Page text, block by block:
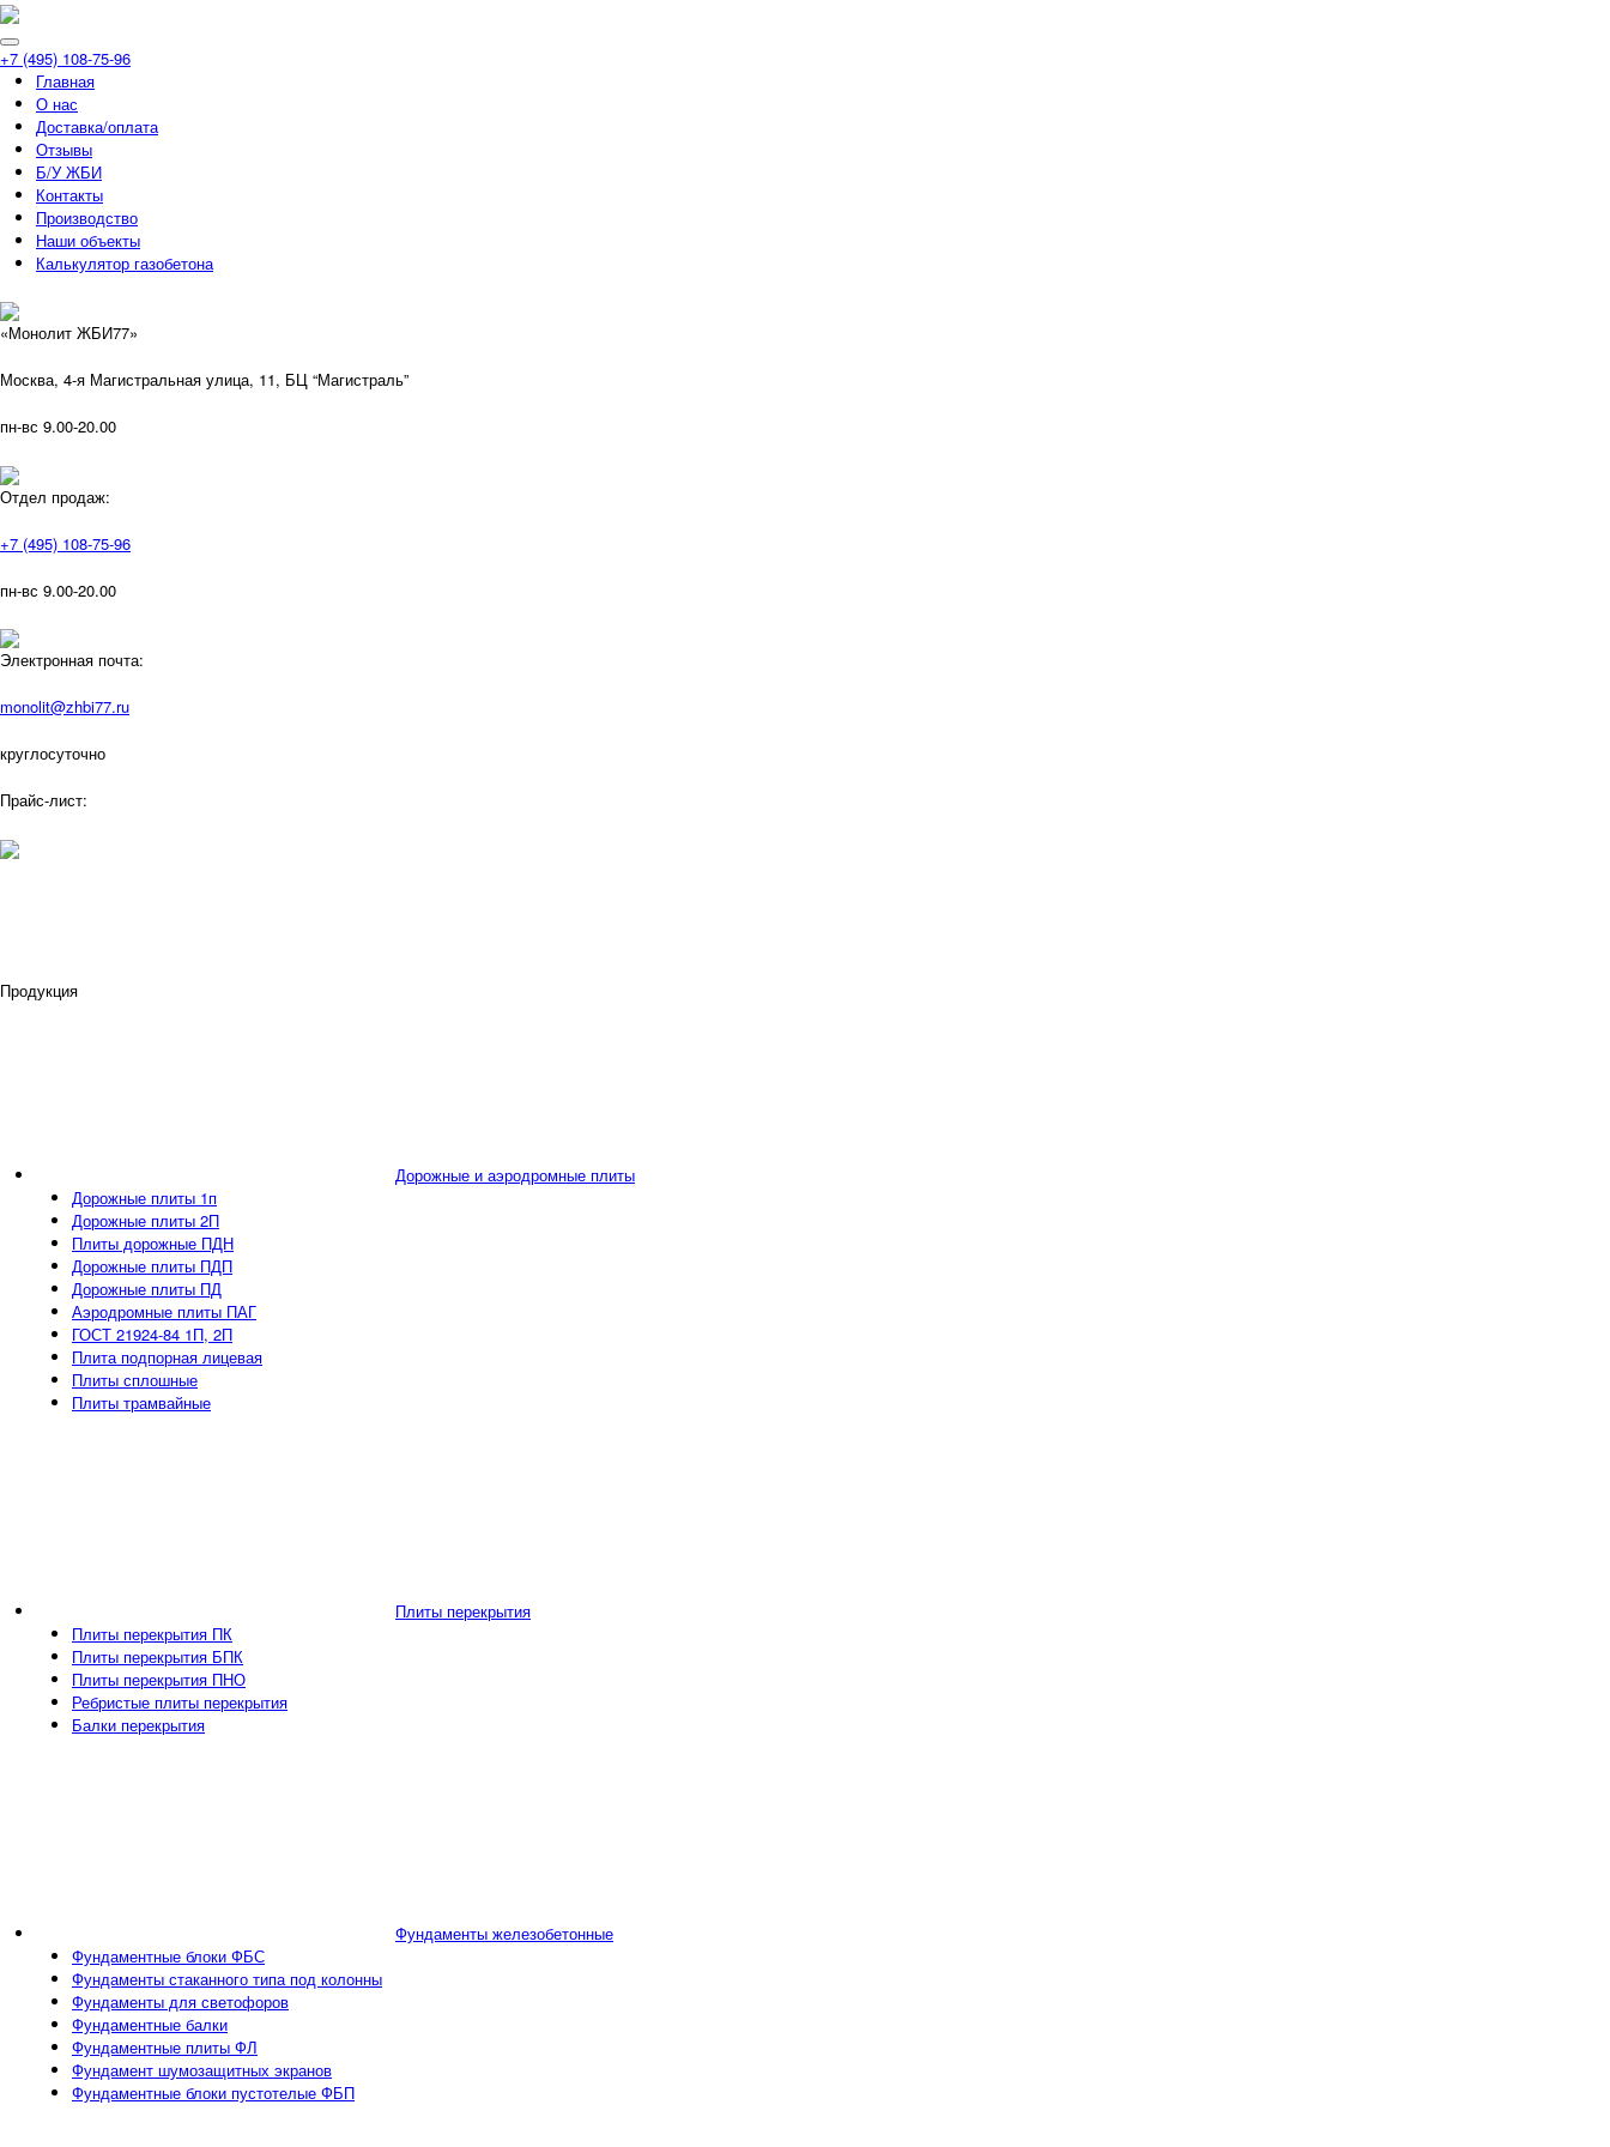
+7 (495) 108-75-96
Главная
О нас
Доставка/оплата
Отзывы
Б/У ЖБИ
Контакты
Производство
Наши объекты
Калькулятор газобетона
«Монолит ЖБИ77»
Москва, 4-я Магистральная улица, 11, ​БЦ “Магистраль”
пн-вс 9.00-20.00
Отдел продаж:
+7 (495) 108-75-96
пн-вс 9.00-20.00
Электронная почта:
monolit@zhbi77.ru
круглосуточно
Прайс-лист:
Продукция
Дорожные и аэродромные плиты
Дорожные плиты 1п
Дорожные плиты 2П
Плиты дорожные ПДН
Дорожные плиты ПДП
Дорожные плиты ПД
Аэродромные плиты ПАГ
ГОСТ 21924-84 1П, 2П
Плита подпорная лицевая
Плиты сплошные
Плиты трамвайные
Плиты перекрытия
Плиты перекрытия ПК
Плиты перекрытия БПК
Плиты перекрытия ПНО
Ребристые плиты перекрытия
Балки перекрытия
Фундаменты железобетонные
Фундаментные блоки ФБС
Фундаменты стаканного типа под колонны
Фундаменты для светофоров
Фундаментные балки
Фундаментные плиты ФЛ
Фундамент шумозащитных экранов
Фундаментные блоки пустотелые ФБП